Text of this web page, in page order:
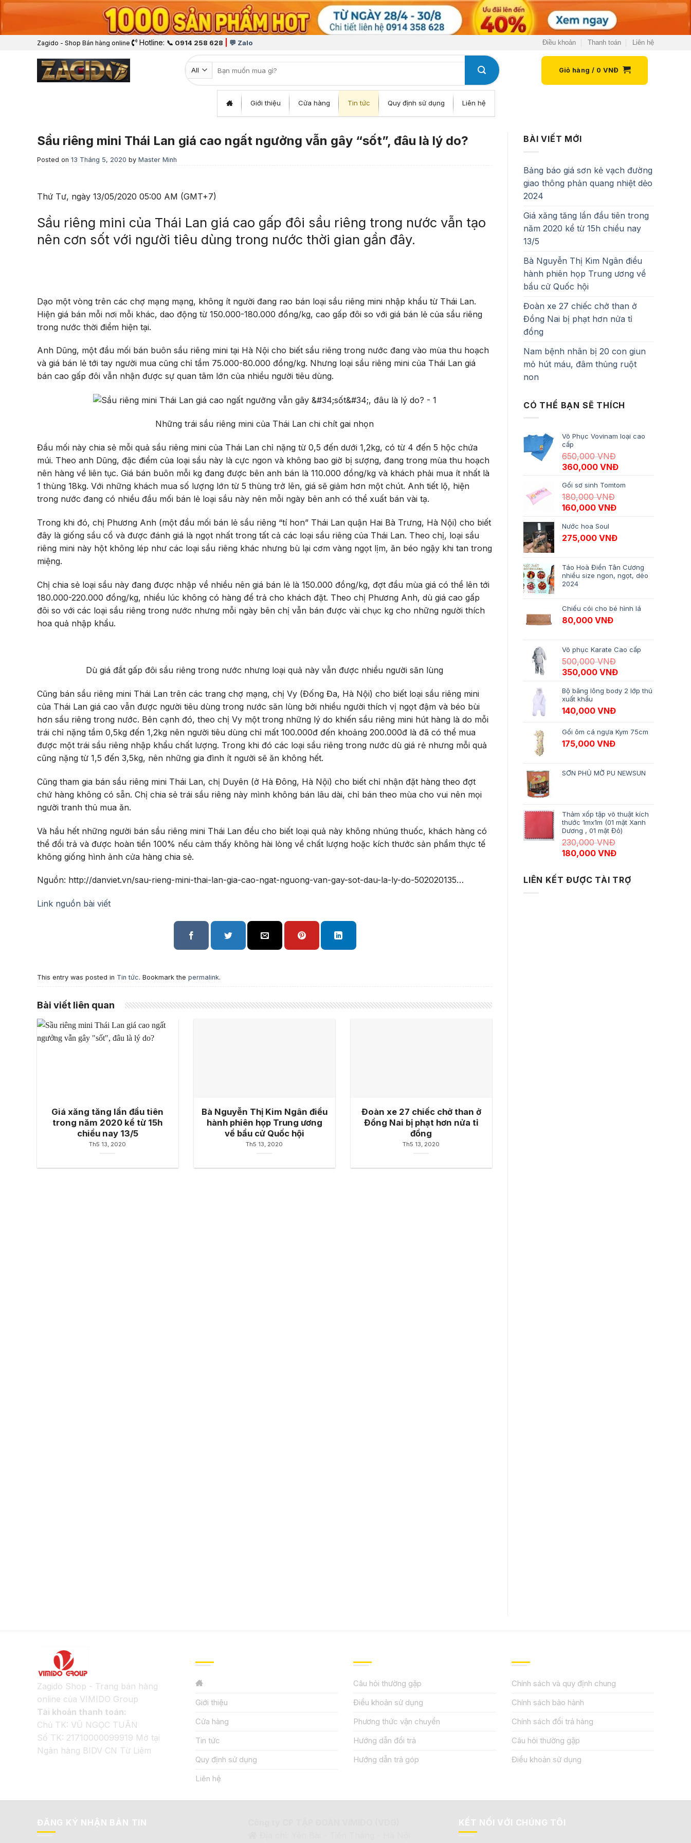
Zagido - Shop Bán hàng online Hotline: 📞 0914 258 628 💬 Zalo Điều khoản Thanh toán Liên hệ
Tìm kiếm:
Giỏ hàng / 0 VNĐ
Giới thiệu Cửa hàng Tin tức Quy định sử dụng Liên hệ
Sầu riêng mini Thái Lan giá cao ngất ngưởng vẫn gây “sốt”, đâu là lý do?
Posted on 13 Tháng 5, 2020 by Master Minh
Thứ Tư, ngày 13/05/2020 05:00 AM (GMT+7)
Sầu riêng mini của Thái Lan giá cao gấp đôi sầu riêng trong nước vẫn tạo
nên cơn sốt với người tiêu dùng trong nước thời gian gần đây.
Dạo một vòng trên các chợ mạng mạng, không ít người đang rao bán loại sầu riêng mini nhập khẩu từ Thái Lan.
Hiện giá bán mỗi nơi mỗi khác, dao động từ 150.000-180.000 đồng/kg, cao gấp đôi so với giá bán lẻ của sầu riêng
trong nước thời điểm hiện tại.
Anh Dũng, một đầu mối bán buôn sầu riêng mini tại Hà Nội cho biết sầu riêng trong nước đang vào mùa thu hoạch
và giá bán lẻ tới tay người mua cũng chỉ tầm 75.000-80.000 đồng/kg. Nhưng loại sầu riêng mini của Thái Lan giá
bán cao gấp đôi vẫn nhận được sự quan tâm lớn của nhiều người tiêu dùng.
Những trái sầu riêng mini của Thái Lan chi chít gai nhọn
Đầu mối này chia sẻ mỗi quả sầu riêng mini của Thái Lan chỉ nặng từ 0,5 đến dưới 1,2kg, có từ 4 đến 5 hộc chứa
múi. Theo anh Dũng, đặc điểm của loại sầu này là cực ngon và không bao giờ bị sượng, đang trong mùa thu hoạch
nên hàng về liên tục. Giá bán buôn mỗi kg đang được bên anh bán là 110.000 đồng/kg và khách phải mua ít nhất là
1 thùng 18kg. Với những khách mua số lượng lớn từ 5 thùng trở lên, giá sẽ giảm hơn một chút. Anh tiết lộ, hiện
trong nước đang có nhiều đầu mối bán lẻ loại sầu này nên mỗi ngày bên anh có thể xuất bán vài tạ.
Trong khi đó, chị Phương Anh (một đầu mối bán lẻ sầu riêng “tí hon” Thái Lan quận Hai Bà Trưng, Hà Nội) cho biết
đây là giống sầu cổ và được đánh giá là ngọt nhất trong tất cả các loại sầu riêng của Thái Lan. Theo chị, loại sầu
riêng mini này hột không lép như các loại sầu riêng khác nhưng bù lại cơm vàng ngọt lịm, ăn béo ngậy khi tan trong
miệng.
Chị chia sẻ loại sầu này đang được nhập về nhiều nên giá bán lẻ là 150.000 đồng/kg, đợt đầu mùa giá có thể lên tới
180.000-220.000 đồng/kg, nhiều lúc không có hàng để trả cho khách đặt. Theo chị Phương Anh, dù giá cao gấp
đôi so với các loại sầu riêng trong nước nhưng mỗi ngày bên chị vẫn bán được vài chục kg cho những người thích
hoa quả nhập khẩu.
Dù giá đắt gấp đôi sầu riêng trong nước nhưng loại quả này vẫn được nhiều người săn lùng
Cũng bán sầu riêng mini Thái Lan trên các trang chợ mạng, chị Vy (Đống Đa, Hà Nội) cho biết loại sầu riêng mini
của Thái Lan giá cao vẫn được người tiêu dùng trong nước săn lùng bởi nhiều người thích vị ngọt đậm và béo bùi
hơn sầu riêng trong nước. Bên cạnh đó, theo chị Vy một trong những lý do khiến sầu riêng mini hút hàng là do mỗi
trái chỉ nặng tầm 0,5kg đến 1,2kg nên người tiêu dùng chỉ mất 100.000đ đến khoảng 200.000đ là đã có thể mua
được một trái sầu riêng nhập khẩu chất lượng. Trong khi đó các loại sầu riêng trong nước dù giá rẻ nhưng mỗi quả
cũng nặng từ 1,5 đến 3,5kg, nên những gia đình ít người sẽ ăn không hết.
Cũng tham gia bán sầu riêng mini Thái Lan, chị Duyên (ở Hà Đông, Hà Nội) cho biết chỉ nhận đặt hàng theo đợt
chứ hàng không có sẵn. Chị chia sẻ trái sầu riêng này mình không bán lâu dài, chỉ bán theo mùa cho vui nên mọi
người tranh thủ mua ăn.
Và hầu hết những người bán sầu riêng mini Thái Lan đều cho biết loại quả này không nhúng thuốc, khách hàng có
thể đổi trả và được hoàn tiền 100% nếu cảm thấy không hài lòng về chất lượng hoặc kích thước sản phẩm thực tế
không giống hình ảnh cửa hàng chia sẻ.
Nguồn: http://danviet.vn/sau-rieng-mini-thai-lan-gia-cao-ngat-nguong-van-gay-sot-dau-la-ly-do-502020135…
Link nguồn bài viết
This entry was posted in Tin tức. Bookmark the permalink.
Bài viết liên quan
Giá xăng tăng lần đầu tiên
trong năm 2020 kể từ 15h
chiều nay 13/5
Th5 13, 2020
Bà Nguyễn Thị Kim Ngân điều
hành phiên họp Trung ương
về bầu cử Quốc hội
Th5 13, 2020
Đoàn xe 27 chiếc chở than ở
Đồng Nai bị phạt hơn nửa tỉ
đồng
Th5 13, 2020
BÀI VIẾT MỚI
Bảng báo giá sơn kẻ vạch đường
giao thông phản quang nhiệt dẻo
2024
Giá xăng tăng lần đầu tiên trong
năm 2020 kể từ 15h chiều nay
13/5
Bà Nguyễn Thị Kim Ngân điều
hành phiên họp Trung ương về
bầu cử Quốc hội
Đoàn xe 27 chiếc chở than ở
Đồng Nai bị phạt hơn nửa tỉ
đồng
Nam bệnh nhân bị 20 con giun
mỏ hút máu, đâm thủng ruột
non
CÓ THỂ BẠN SẼ THÍCH
Võ Phục Vovinam loại cao
cấp
650,000VNĐ
Giá gốc là: 650,000 VNĐ.
360,000 VNĐGiá hiện tại là:
Gối sơ sinh Tomtom
180,000VNĐ
Giá gốc là: 180,000 VNĐ.
160,000 VNĐGiá hiện tại là:
Nước hoa Soul
275,000 VNĐ
Táo Hoà Điền Tân Cương
nhiều size ngon, ngọt, dẻo
2024
Chiếu cói cho bé hình lá
80,000 VNĐ
Võ phục Karate Cao cấp
500,000VNĐ
Giá gốc là: 500,000 VNĐ.
350,000 VNĐGiá hiện tại là:
Bộ băng lông body 2 lớp thú
xuất khẩu
140,000 VNĐ
Gối ôm cá ngựa Kym 75cm
175,000 VNĐ
SƠN PHỦ MỜ PU NEWSUN
Thảm xốp tập võ thuật kích
thước 1mx1m (01 mặt Xanh
Dương , 01 mặt Đỏ)
230,000VNĐ
Giá gốc là: 230,000 VNĐ.
180,000 VNĐGiá hiện tại là:
LIÊN KẾT ĐƯỢC TÀI TRỢ
Zagido Shop - Trang bán hàng
online của VIMIDO Group
Tài khoản thanh toán:
Chủ TK: VŨ NGỌC TUÂN
Số TK: 21710000099919 Mở tại
Ngân hàng BIDV CN Từ Liêm
Giới thiệu
Cửa hàng
Tin tức
Quy định sử dụng
Liên hệ
Câu hỏi thường gặp
Điều khoản sử dụng
Phương thức vận chuyển
Hướng dẫn đổi trả
Hướng dẫn trả góp
Chính sách và quy định chung
Chính sách bảo hành
Chính sách đổi trả hàng
Câu hỏi thường gặp
Điều khoản sử dụng
ĐĂNG KÝ NHẬN BẢN TIN KẾT NỐI VỚI CHÚNG TÔI